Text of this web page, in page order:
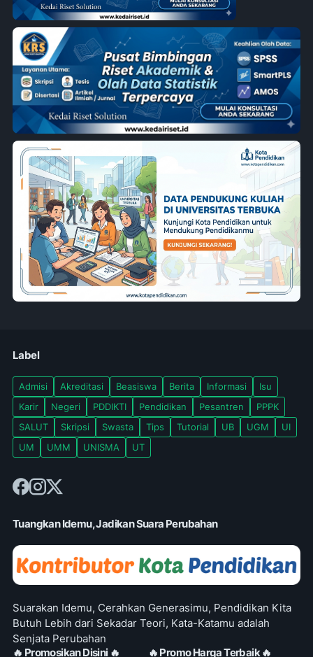
Label
Admisi Akreditasi Beasiswa Berita Informasi
Isu
Karir
Negeri PDDIKTI Pendidikan Pesantren
PPPK
SALUT
Skripsi Swasta Tips Tutorial UB UGM
UI
UM
UMM UNISMA UT
Tuangkan Idemu, Jadikan Suara Perubahan
Suarakan Idemu, Cerahkan Generasimu, Pendidikan Kita
Butuh Lebih dari Sekadar Teori, Kata-Katamu adalah
Senjata Perubahan
🔥 Promosikan Disini 🔥
🔥 Promo Harga Terbaik 🔥